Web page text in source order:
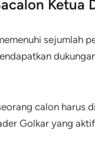
Ketua
sejumlah
calon harus
Golkar yang